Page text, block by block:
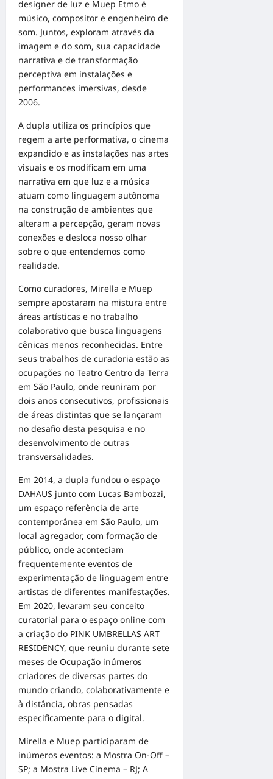
designer de luz e Muep Etmo é
músico, compositor e engenheiro de
som. Juntos, exploram através da
imagem e do som, sua capacidade
narrativa e de transformação
perceptiva em instalações e
performances imersivas, desde
2006.
A dupla utiliza os princípios que
regem a arte performativa, o cinema
expandido e as instalações nas artes
visuais e os modificam em uma
narrativa em que luz e a música
atuam como linguagem autônoma
na construção de ambientes que
alteram a percepção, geram novas
conexões e desloca nosso olhar
sobre o que entendemos como
realidade.
Como curadores, Mirella e Muep
sempre apostaram na mistura entre
áreas artísticas e no trabalho
colaborativo que busca linguagens
cênicas menos reconhecidas. Entre
seus trabalhos de curadoria estão as
ocupações no Teatro Centro da Terra
em São Paulo, onde reuniram por
dois anos consecutivos, profissionais
de áreas distintas que se lançaram
no desafio desta pesquisa e no
desenvolvimento de outras
transversalidades.
Em 2014, a dupla fundou o espaço
DAHAUS junto com Lucas Bambozzi,
um espaço referência de arte
contemporânea em São Paulo, um
local agregador, com formação de
público, onde aconteciam
frequentemente eventos de
experimentação de linguagem entre
artistas de diferentes manifestações.
Em 2020, levaram seu conceito
curatorial para o espaço online com
a criação do PINK UMBRELLAS ART
RESIDENCY, que reuniu durante sete
meses de Ocupação inúmeros
criadores de diversas partes do
mundo criando, colaborativamente e
à distância, obras pensadas
especificamente para o digital.
Mirella e Muep participaram de
inúmeros eventos: a Mostra On-Off –
SP; a Mostra Live Cinema – RJ; A